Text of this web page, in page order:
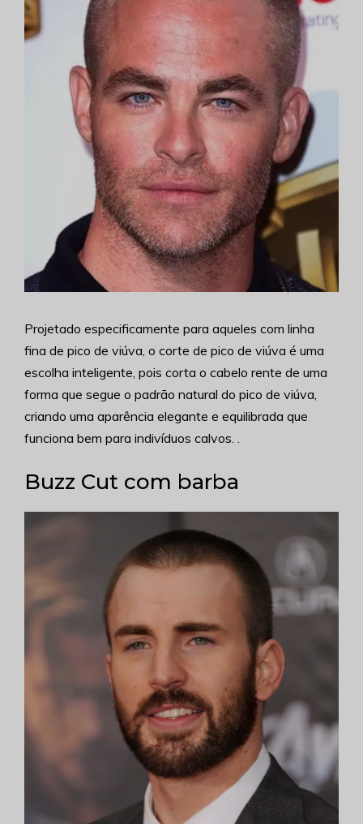
Projetado especificamente para aqueles com linha
fina de pico de viúva, o corte de pico de viúva é uma
escolha inteligente, pois corta o cabelo rente de uma
forma que segue o padrão natural do pico de viúva,
criando uma aparência elegante e equilibrada que
funciona bem para indivíduos calvos. .
Buzz Cut com barba